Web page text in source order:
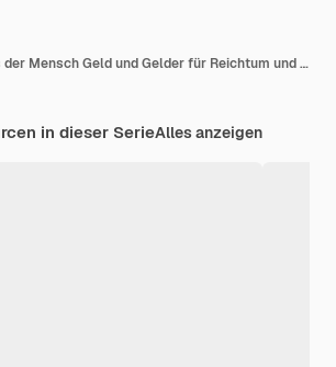
Ansicht, dass der Mensch Geld und Gelder für Reichtum und Wohlstand handhabt
in dieser SerieAlles anzeigen